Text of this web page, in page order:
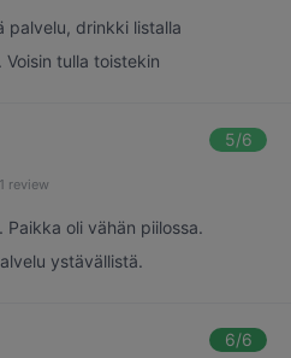
palvelu, drinkki listalla
Voisin tulla toistekin
5/6
1 review
oli vähän piilossa.
ystävällistä.
6/6